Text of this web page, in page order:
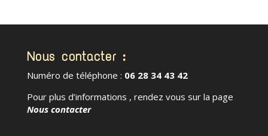
Nous contacter :
Numéro de téléphone : 06 28 34 43 42
Pour plus d’informations , rendez vous sur la page
Nous contacter